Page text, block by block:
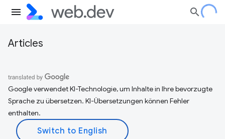
Articles
Google verwendet KI-Technologie, um Inhalte in Ihre bevorzugte
Sprache zu übersetzen. KI-Übersetzungen können Fehler
enthalten.